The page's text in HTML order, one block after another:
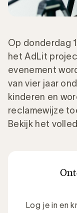
Op donderdag
het AdLit
evenement
van vier jaar
kinderen en
reclamewijze
Bekijk het
Log je in en